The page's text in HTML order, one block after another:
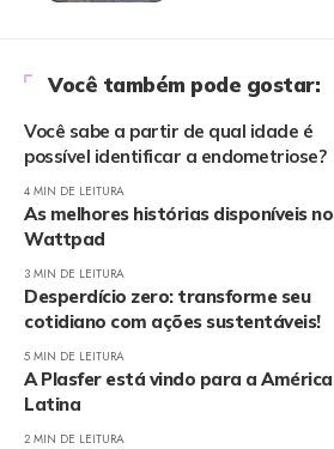
Você também pode gostar:
Você sabe a partir de qual idade é
possível identificar a endometriose?
4 MIN DE LEITURA
As melhores histórias disponíveis no
Wattpad
3 MIN DE LEITURA
Desperdício zero: transforme seu
cotidiano com ações sustentáveis!
5 MIN DE LEITURA
A Plasfer está vindo para a América
Latina
2 MIN DE LEITURA